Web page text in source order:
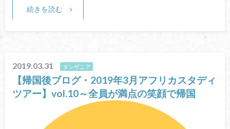
続きを読む
2019.03.31 タンザニア
【帰国後ブログ・2019年3月アフリカスタディ
ツアー】vol.10～全員が満点の笑顔で帰国